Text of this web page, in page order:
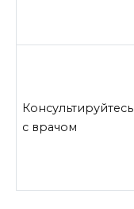
Консультируйтесь
с врачом